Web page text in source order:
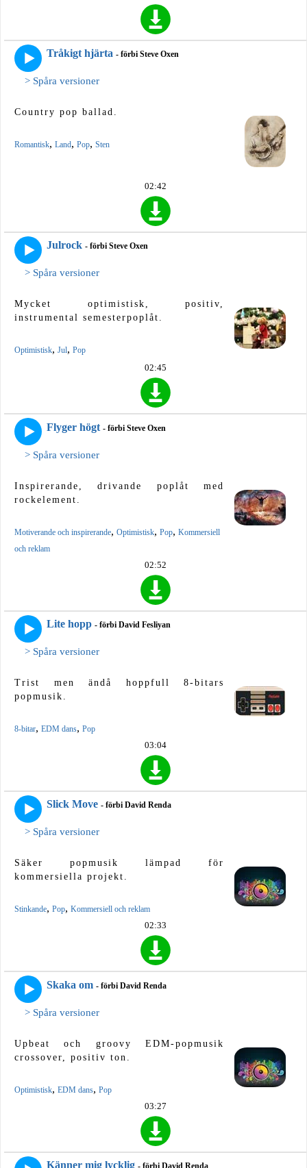
Tråkigt hjärta - förbi Steve Oxen
> Spåra versioner
Country pop ballad.
Romantisk, Land, Pop, Sten
02:42
Julrock - förbi Steve Oxen
> Spåra versioner
Mycket optimistisk, positiv,
instrumental semesterpoplåt.
Optimistisk, Jul, Pop
02:45
Flyger högt - förbi Steve Oxen
> Spåra versioner
Inspirerande, drivande poplåt med
rockelement.
Motiverande och inspirerande, Optimistisk, Pop, Kommersiell
och reklam
02:52
Lite hopp - förbi David Fesliyan
> Spåra versioner
Trist men ändå hoppfull 8-bitars
popmusik.
8-bitar, EDM dans, Pop
03:04
Slick Move - förbi David Renda
> Spåra versioner
Säker popmusik lämpad för
kommersiella projekt.
Stinkande, Pop, Kommersiell och reklam
02:33
Skaka om - förbi David Renda
> Spåra versioner
Upbeat och groovy EDM-popmusik
crossover, positiv ton.
Optimistisk, EDM dans, Pop
03:27
Känner mig lycklig - förbi David Renda